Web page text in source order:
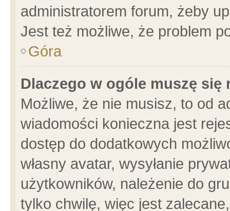
administratorem forum, żeby
Jest też możliwe, że problem
Góra
Dlaczego w ogóle muszę się
Możliwe, że nie musisz, to od
wiadomości konieczna jest
dostęp do dodatkowych
własny avatar, wysyłanie
użytkowników, należenie do
tylko chwilę, więc jest